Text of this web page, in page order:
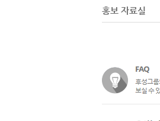
홍보 자료실